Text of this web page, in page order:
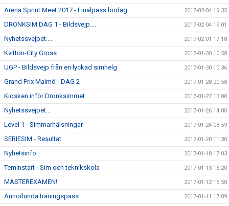
Arena Sprint Meet 2017 - Finalpass lördag 2017-02-04 19:35
DRONKSIM DAG 1 - Bildsvejp.... 2017-02-04 19:01
Nyhetssvejpet..... 2017-02-01 17:18
Kvitton-City Gross 2017-01-30 10:58
UGP - Bildsvejp från en lyckad simhelg 2017-01-30 10:36
Grand Prix Malmö - DAG 2 2017-01-28 20:58
Kiosken inför Dronksimmet 2017-01-27 13:00
Nyhetssvejpet... 2017-01-26 14:00
Level 1 - Simmarhälsningar 2017-01-24 08:59
SERIESIM - Resultat 2017-01-20 11:30
Nyhetsinfo 2017-01-18 17:03
Teminstart - Sim och teknikskola 2017-01-13 16:20
MASTEREXAMEN! 2017-01-12 15:50
Annorlunda träningspass 2017-01-11 17:09